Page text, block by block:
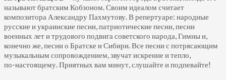
называют братским Кобзоном. Своим идеалом считает
композитора Александру Пахмутову. В репертуаре: народные
русские и украинские песни, патриотические песни, песни
военных лет и трудового подвига советского народа, Гимны и,
конечно же, песни о Братске и Сибири. Все песни с потрясающим
музыкальным сопровождением, звучат искренне и тепло,
по-настоящему.Приятных вам минут, слушайте и подпевайте!